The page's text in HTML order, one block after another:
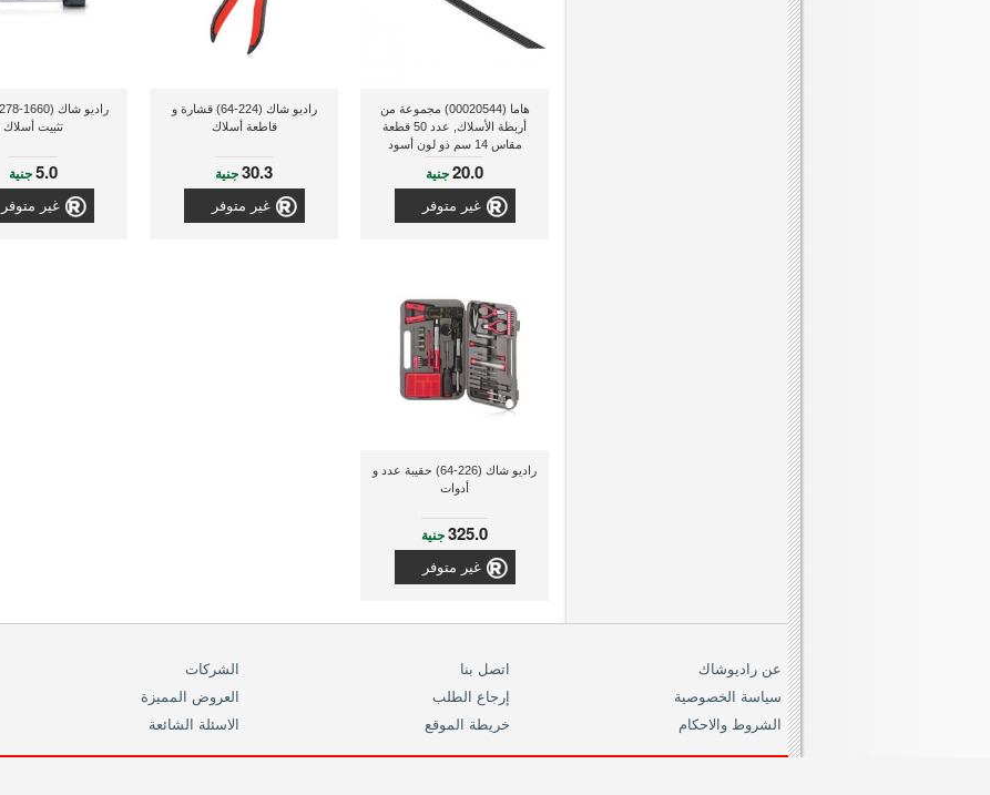
هاما (00020544) مجموعة من
أربطة الأسلاك, عدد 50 قطعة
مقاس 14 سم ذو لون أسود
20.0جنية
غير متوفر
راديو شاك (224-64) قشارة و
قاطعة أسلاك
30.3جنية
غير متوفر
تثبيت أسلاك
5.0جنية
غير متوفر
راديو شاك (226-64) حقيبة عدد و
أدوات
325.0جنية
غير متوفر
عن راديوشاك
سياسة الخصوصية
الشروط والاحكام
اتصل بنا
إرجاع الطلب
خريطة الموقع
الشركات
العروض المميزة
الاسئلة الشائعة